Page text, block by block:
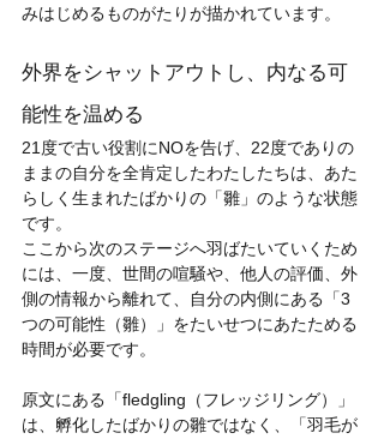
みはじめるものがたりが描かれています。
外界をシャットアウトし、内なる可
能性を温める
21度で古い役割にNOを告げ、22度でありの
ままの自分を全肯定したわたしたちは、あた
らしく生まれたばかりの「雛」のような状態
です。
ここから次のステージへ羽ばたいていくため
には、一度、世間の喧騒や、他人の評価、外
側の情報から離れて、自分の内側にある「3
つの可能性（雛）」をたいせつにあたためる
時間が必要です。
原文にある「fledgling（フレッジリング）」
は、孵化したばかりの雛ではなく、「羽毛が